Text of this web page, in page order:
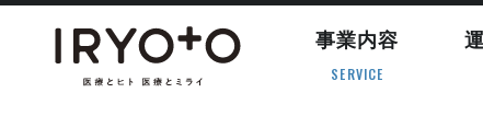
事業内容
SERVICE